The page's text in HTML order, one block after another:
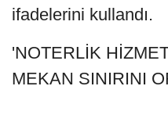
ifadelerini kullandı.
'NOTERLİK
MEKAN SINIRINI